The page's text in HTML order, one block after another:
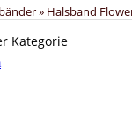
» Halsband
Kategorie